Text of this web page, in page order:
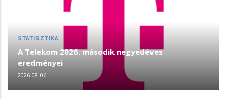
STATISZTIKA
A Telekom 2026. második negyedéves
eredményei
2026-08-06